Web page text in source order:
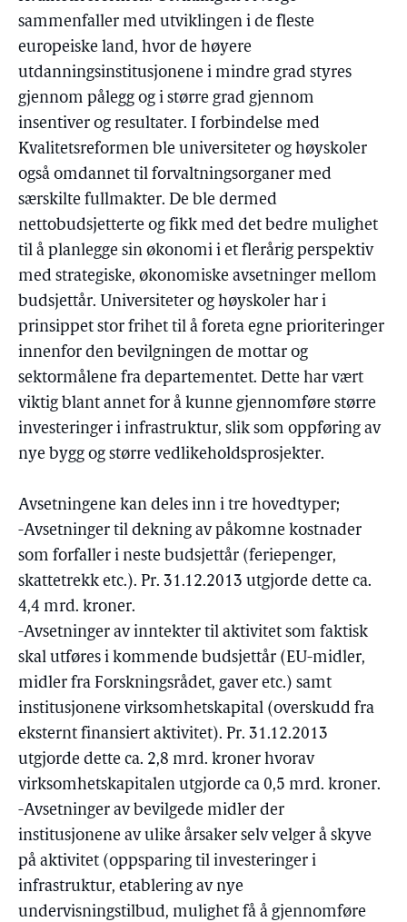
sammenfaller med utviklingen i de fleste
europeiske land, hvor de høyere
utdanningsinstitusjonene i mindre grad styres
gjennom pålegg og i større grad gjennom
insentiver og resultater. I forbindelse med
Kvalitetsreformen ble universiteter og høyskoler
også omdannet til forvaltningsorganer med
særskilte fullmakter. De ble dermed
nettobudsjetterte og fikk med det bedre mulighet
til å planlegge sin økonomi i et flerårig perspektiv
med strategiske, økonomiske avsetninger mellom
budsjettår. Universiteter og høyskoler har i
prinsippet stor frihet til å foreta egne prioriteringer
innenfor den bevilgningen de mottar og
sektormålene fra departementet. Dette har vært
viktig blant annet for å kunne gjennomføre større
investeringer i infrastruktur, slik som oppføring av
nye bygg og større vedlikeholdsprosjekter.
Avsetningene kan deles inn i tre hovedtyper;
-Avsetninger til dekning av påkomne kostnader
som forfaller i neste budsjettår (feriepenger,
skattetrekk etc.). Pr. 31.12.2013 utgjorde dette ca.
4,4 mrd. kroner.
-Avsetninger av inntekter til aktivitet som faktisk
skal utføres i kommende budsjettår (EU-midler,
midler fra Forskningsrådet, gaver etc.) samt
institusjonene virksomhetskapital (overskudd fra
eksternt finansiert aktivitet). Pr. 31.12.2013
utgjorde dette ca. 2,8 mrd. kroner hvorav
virksomhetskapitalen utgjorde ca 0,5 mrd. kroner.
-Avsetninger av bevilgede midler der
institusjonene av ulike årsaker selv velger å skyve
på aktivitet (oppsparing til investeringer i
infrastruktur, etablering av nye
undervisningstilbud, mulighet få å gjennomføre